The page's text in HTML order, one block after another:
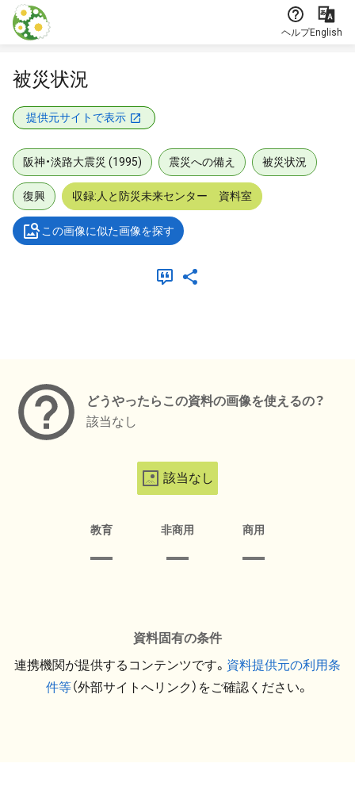
本文に飛ぶ
ヘルプEnglish
被災状況
提供元サイトで表示
阪神・淡路大震災 (1995) 震災への備え 被災状況
復興 収録:人と防災未来センター 資料室
この画像に似た画像を探す
どうやったらこの資料の画像を使えるの？
該当なし
該当なし
教育 非商用 商用
資料固有の条件
連携機関が提供するコンテンツです。 資料提供元の利用条
件等（外部サイトへリンク）をご確認ください。